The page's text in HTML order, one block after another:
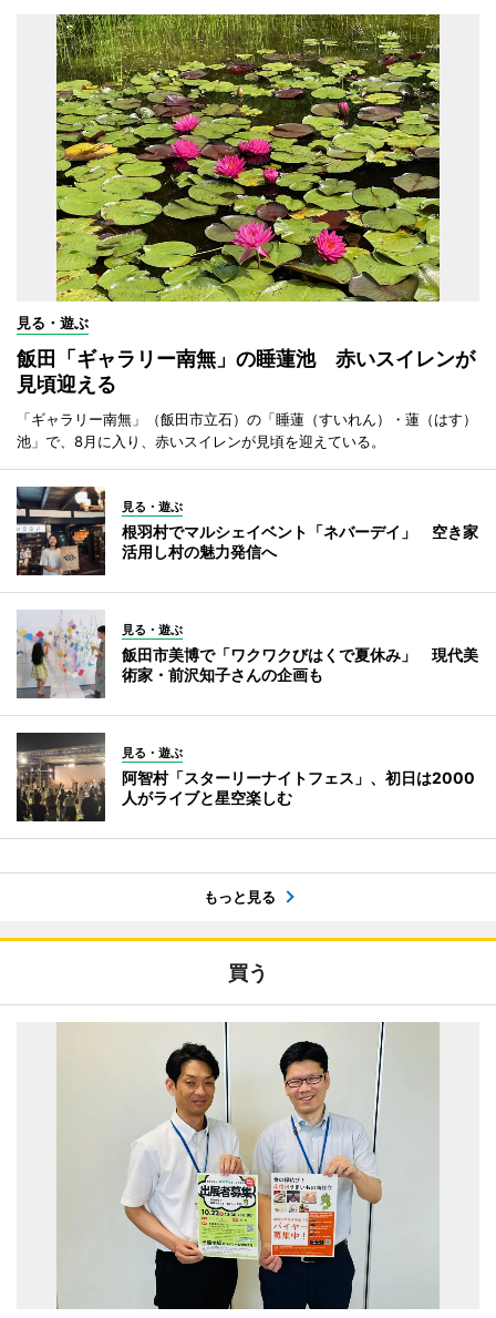
見る・遊ぶ
飯田「ギャラリー南無」の睡蓮池 赤いスイレンが
見頃迎える
「ギャラリー南無」（飯田市立石）の「睡蓮（すいれん）・蓮（はす）
池」で、8月に入り、赤いスイレンが見頃を迎えている。
見る・遊ぶ
根羽村でマルシェイベント「ネバーデイ」 空き家
活用し村の魅力発信へ
見る・遊ぶ
飯田市美博で「ワクワクびはくで夏休み」 現代美
術家・前沢知子さんの企画も
見る・遊ぶ
阿智村「スターリーナイトフェス」、初日は2000
人がライブと星空楽しむ
もっと見る
買う